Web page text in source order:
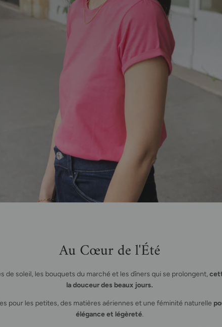
Au Cœur de l'Été
de soleil, les bouquets du marché et les dîners qui se prolongent,
la douceur des beaux jours.
pour les petites, des matières aériennes et une féminité naturelle
élégance et légèreté.